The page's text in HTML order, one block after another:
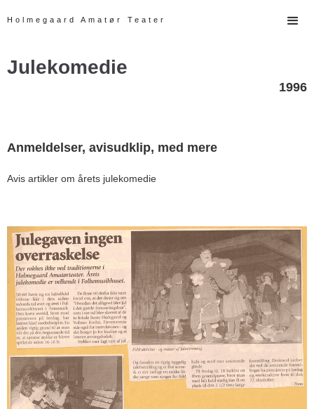
Holmegaard Amatør Teater
Julekomedie
1996
Anmeldelser, avisudklip, med mere
Avis artikler om årets julekomedie